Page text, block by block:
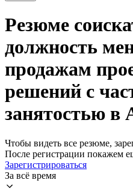
Резюме
должность
продажам
решений с
занятостью в
Чтобы видеть все резюме,
После регистрации покажем
Зарегистрироваться
За всё время